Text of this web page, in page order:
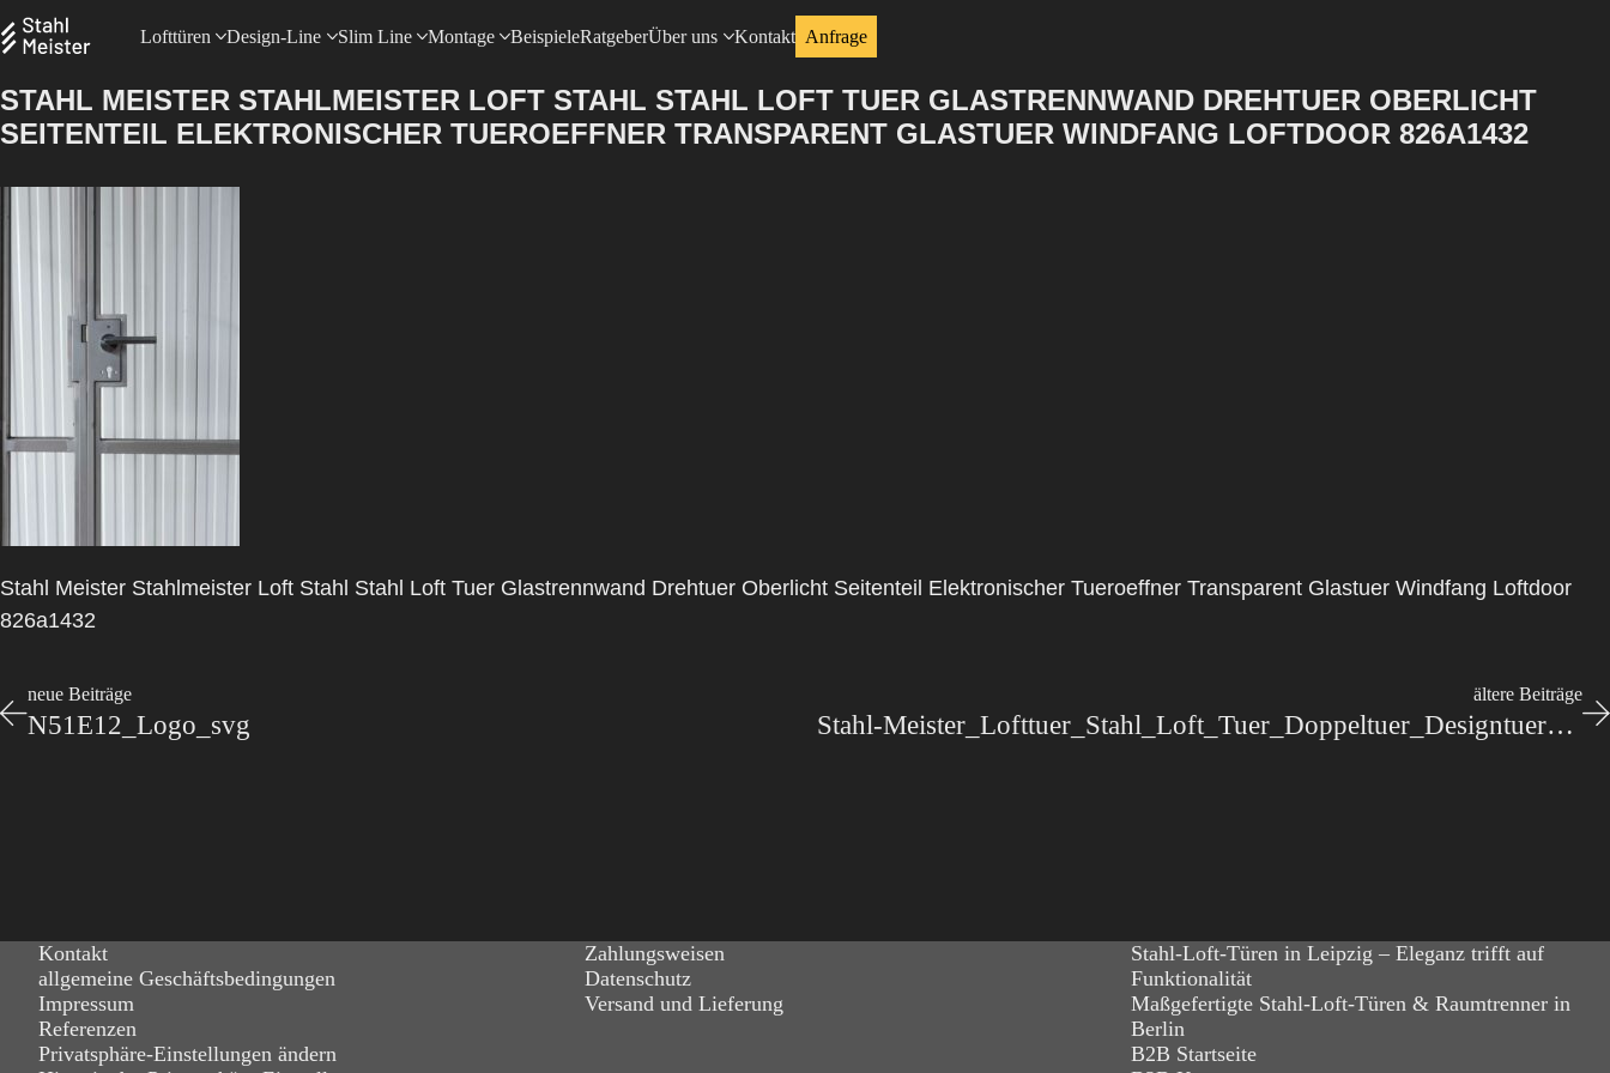
Lofttüren Design-Line Slim Line Montage BeispieleRatgeberÜber uns Kontakt Anfrage
STAHL MEISTER STAHLMEISTER LOFT STAHL STAHL LOFT TUER GLASTRENNWAND DREHTUER OBERLICHT
SEITENTEIL ELEKTRONISCHER TUEROEFFNER TRANSPARENT GLASTUER WINDFANG LOFTDOOR 826A1432
Stahl Meister Stahlmeister Loft Stahl Stahl Loft Tuer Glastrennwand Drehtuer Oberlicht Seitenteil Elektronischer Tueroeffner Transparent Glastuer Windfang Loftdoor
826a1432
Stahl-Meister_Lofttuer_Stahl_Loft_Tuer_Doppeltuer_Designtuer_Windfang_Wohnzimmer-slim-line_IMG_2451
ältere Beiträge
N51E12_Logo_svg
neue Beiträge
Kontakt
allgemeine Geschäftsbedingungen
Impressum
Referenzen
Privatsphäre-Einstellungen ändern
Zahlungsweisen
Datenschutz
Versand und Lieferung
Stahl-Loft-Türen in Leipzig – Eleganz trifft auf
Funktionalität
Maßgefertigte Stahl-Loft-Türen & Raumtrenner in
Berlin
B2B Startseite